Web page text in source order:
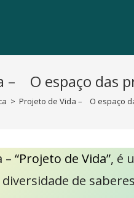
– O espaço das
> Projeto de Vida – O espaço
– “Projeto de Vida”, é
de